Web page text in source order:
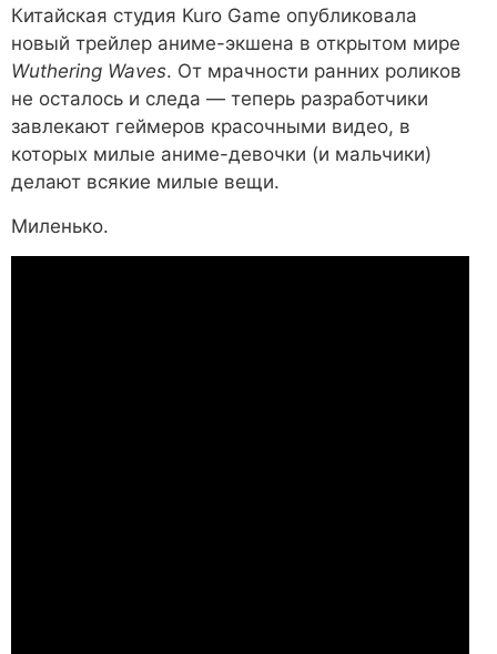
Китайская студия Kuro Game опубликовала
новый трейлер аниме-экшена в открытом мире
Wuthering Waves. От мрачности ранних роликов
не осталось и следа — теперь разработчики
завлекают геймеров красочными видео, в
которых милые аниме-девочки (и мальчики)
делают всякие милые вещи.
Миленько.